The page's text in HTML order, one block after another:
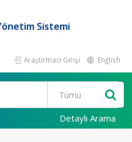
Sistemi
Araştırmacı Girişi English
Detaylı Arama